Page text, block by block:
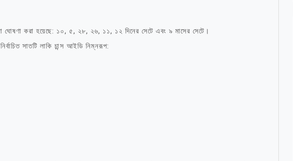
ঘোষণা করা হয়েছে: ১০, ৫, ২৮, ২৬, ১১, ১২ দিনের সেটে এবং ৯ মাসের সেটে।
সাতটি লাকি চান্স আইডি নিম্নরূপ: